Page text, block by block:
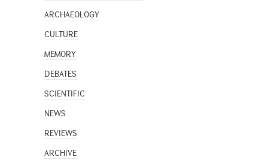
ARCHAEOLOGY
CULTURE
MEMORY
DEBATES
SCIENTIFIC
NEWS
REVIEWS
ARCHIVE